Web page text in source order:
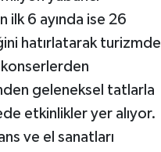
6 ayında ise 26
hatırlatarak turizmde
geleneksel tatlarla
etkinlikler yer alıyor.
ve el sanatları